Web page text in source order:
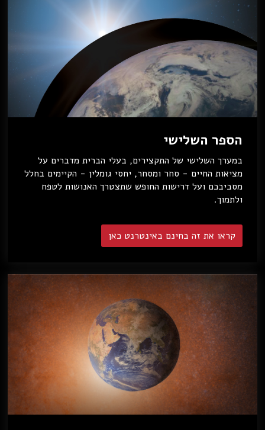
הספר השלישי
במערך השלישי של התקצירים, בעלי הברית מדברים על
מציאות החיים - סחר ומסחר, יחסי גומלין - הקיימים בחלל
מסביבכם ועל דרישות החופש שתצטרך האנושות לטפח
ולתמוך.
קראו את זה בחינם באינטרנט כאן